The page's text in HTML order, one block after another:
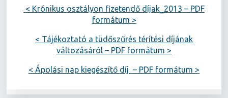
< Krónikus osztályon fizetendő díjak_2013 – PDF
formátum >
< Tájékoztató a tüdőszűrés térítési díjának
változásáról – PDF formátum >
< Ápolási nap kiegészítő díj – PDF formátum >